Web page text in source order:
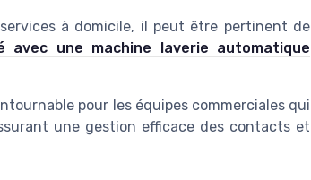
à domicile, il peut être pertinent de
une machine laverie automatique
pour les équipes commerciales qui
une gestion efficace des contacts et